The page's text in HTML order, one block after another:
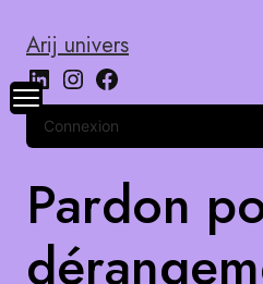
Arij univers
Connexion
Pardon